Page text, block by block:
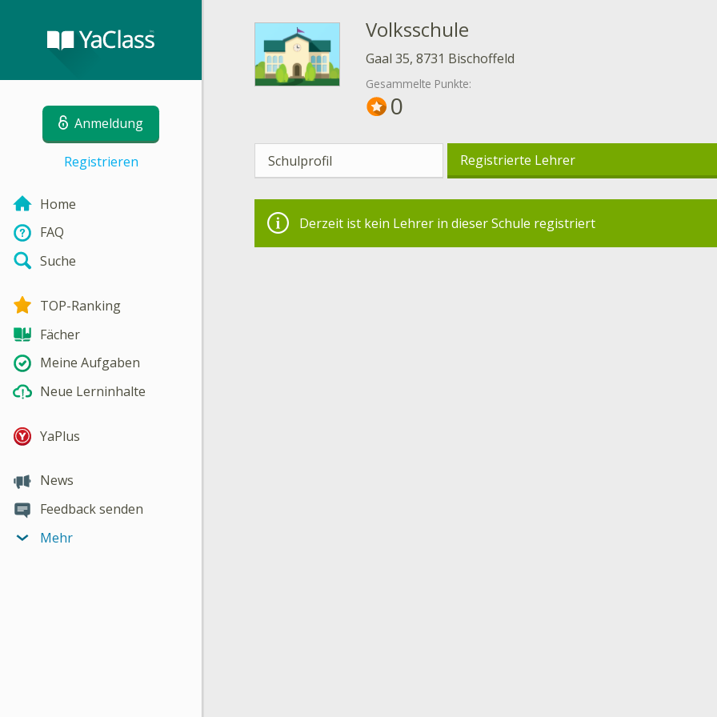
Anmeldung
Registrieren
Home
FAQ
Suche
TOP-Ranking
Fächer
Meine Aufgaben
Neue Lerninhalte
YaPlus
News
Feedback senden
Mehr
Volksschule
Gaal 35, 8731 Bischoffeld
Gesammelte Punkte:
0
Schulprofil Registrierte Lehrer
Derzeit ist kein Lehrer in dieser Schule registriert